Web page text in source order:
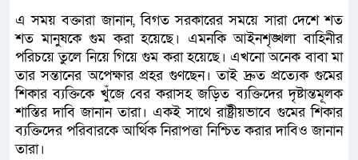
এ সময় বক্তারা জানান, বিগত সরকারের সময়ে সারা দেশে শত
শত মানুষকে গুম করা হয়েছে। এমনকি আইনশৃঙ্খলা বাহিনীর
পরিচয়ে তুলে নিয়ে গিয়ে গুম করা হয়েছে। এখনো অনেক বাবা মা
তার সন্তানের অপেক্ষার প্রহর গুণছেন। তাই দ্রুত প্রত্যেক গুমের
শিকার ব্যক্তিকে খুঁজে বের করাসহ জড়িত ব্যক্তিদের দৃষ্টান্তমূলক
শাস্তির দাবি জানান তারা। একই সাথে রাষ্ট্রীয়ভাবে গুমের শিকার
ব্যক্তিদের পরিবারকে আর্থিক নিরাপত্তা নিশ্চিত করার দাবিও জানান
তারা।